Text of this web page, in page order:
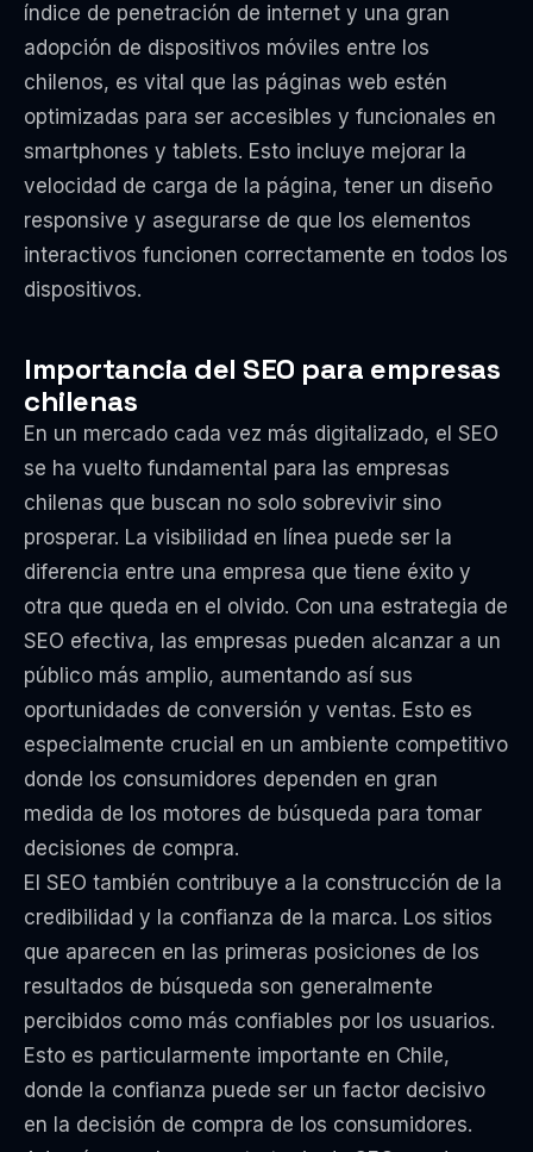
índice de penetración de internet y una gran
adopción de dispositivos móviles entre los
chilenos, es vital que las páginas web estén
optimizadas para ser accesibles y funcionales en
smartphones y tablets. Esto incluye mejorar la
velocidad de carga de la página, tener un diseño
responsive y asegurarse de que los elementos
interactivos funcionen correctamente en todos los
dispositivos.
Importancia del SEO para empresas
chilenas
En un mercado cada vez más digitalizado, el SEO
se ha vuelto fundamental para las empresas
chilenas que buscan no solo sobrevivir sino
prosperar. La visibilidad en línea puede ser la
diferencia entre una empresa que tiene éxito y
otra que queda en el olvido. Con una estrategia de
SEO efectiva, las empresas pueden alcanzar a un
público más amplio, aumentando así sus
oportunidades de conversión y ventas. Esto es
especialmente crucial en un ambiente competitivo
donde los consumidores dependen en gran
medida de los motores de búsqueda para tomar
decisiones de compra.
El SEO también contribuye a la construcción de la
credibilidad y la confianza de la marca. Los sitios
que aparecen en las primeras posiciones de los
resultados de búsqueda son generalmente
percibidos como más confiables por los usuarios.
Esto es particularmente importante en Chile,
donde la confianza puede ser un factor decisivo
en la decisión de compra de los consumidores.